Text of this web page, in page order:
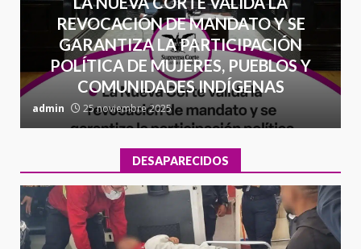
REVOCACIÓN DE MANDATO Y SE
GARANTIZA LA PARTICIPACIÓN
POLÍTICA DE MUJERES, PUEBLOS Y
COMUNIDADES INDÍGENAS
admin 25 noviembre 2025
DESAPARECIDOS